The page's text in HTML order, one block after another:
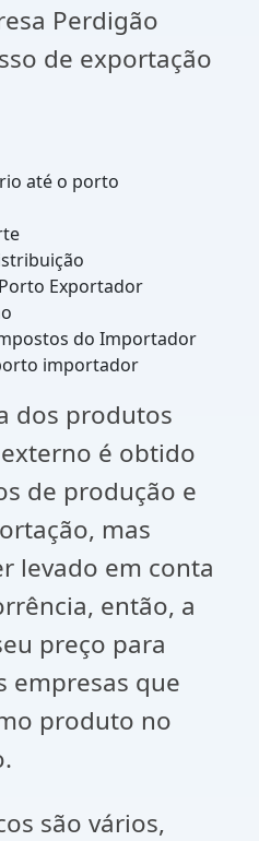
Perdigão
de exportação
até o porto
Exportador
do Importador
importador
dos produtos
é obtido
de produção e
mas
levado em conta
então, a
preço para
empresas que
produto no
são vários,